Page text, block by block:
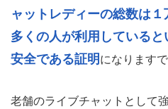
ャットレディーの総数は
多くの人が利用している
安全である証明 になります
老舗のライブチャットとして